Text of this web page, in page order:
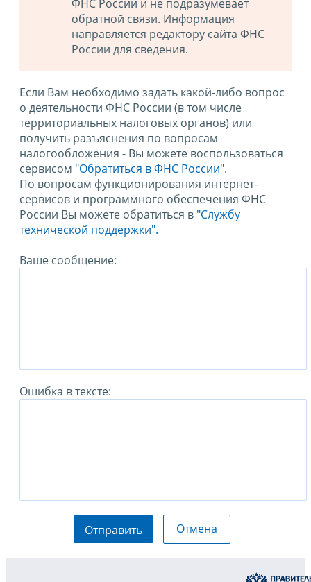
ФНС России и не подразумевает
обратной связи. Информация
направляется редактору сайта ФНС
России для сведения.
Если Вам необходимо задать какой-либо вопрос
о деятельности ФНС России (в том числе
территориальных налоговых органов) или
получить разъяснения по вопросам
налогообложения - Вы можете воспользоваться
сервисом "Обратиться в ФНС России".
По вопросам функционирования интернет-
сервисов и программного обеспечения ФНС
России Вы можете обратиться в "Службу
технической поддержки".
Ваше сообщение:
Ошибка в тексте:
Отправить Отмена